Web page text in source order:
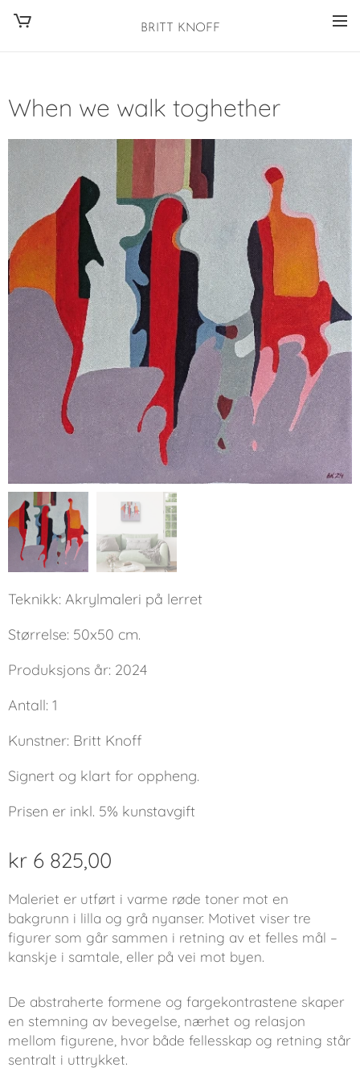
BRITT KNOFF
When we walk toghether
Teknikk: Akrylmaleri på lerret
Størrelse: 50x50 cm.
Produksjons år: 2024
Antall: 1
Kunstner: Britt Knoff
Signert og klart for oppheng.
Prisen er inkl. 5% kunstavgift
kr 6 825,00
Maleriet er utført i varme røde toner mot en
bakgrunn i lilla og grå nyanser. Motivet viser tre
figurer som går sammen i retning av et felles mål –
kanskje i samtale, eller på vei mot byen.
De abstraherte formene og fargekontrastene skaper
en stemning av bevegelse, nærhet og relasjon
mellom figurene, hvor både fellesskap og retning står
sentralt i uttrykket.